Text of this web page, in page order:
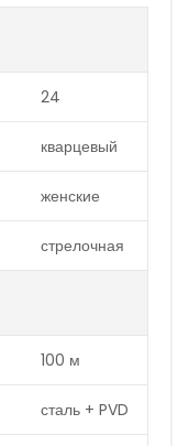
24
кварцевый
женские
стрелочная
100 м
сталь + PVD